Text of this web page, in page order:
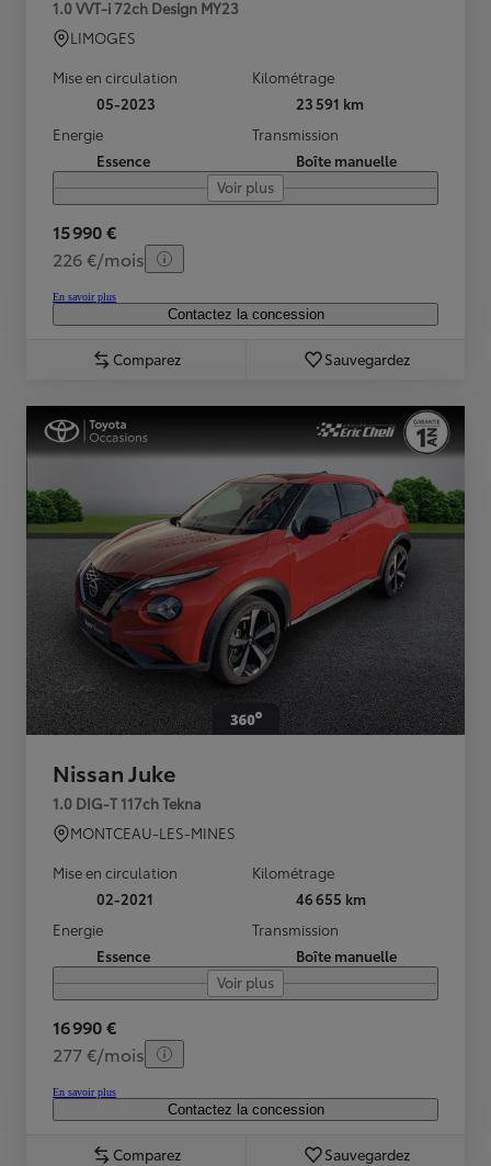
1.0 VVT-i 72ch Design MY23
LIMOGES
Mise en circulation
05-2023
Kilométrage
23 591 km
Energie
Essence
Transmission
Boîte manuelle
Voir plus
15 990 €
226 €/mois
En savoir plus
Contactez la concession
Comparez Sauvegardez
Nissan Juke
1.0 DIG-T 117ch Tekna
MONTCEAU-LES-MINES
Mise en circulation
02-2021
Kilométrage
46 655 km
Energie
Essence
Transmission
Boîte manuelle
Voir plus
16 990 €
277 €/mois
En savoir plus
Contactez la concession
Comparez Sauvegardez